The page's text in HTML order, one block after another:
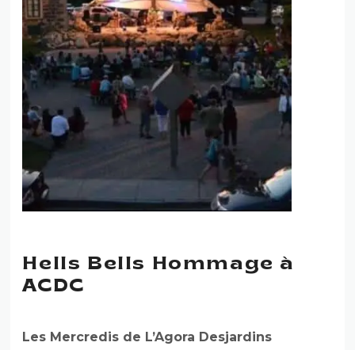
Hells Bells Hommage à
ACDC
Les Mercredis de L’Agora Desjardins